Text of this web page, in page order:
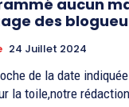
aucun
des
24 Juillet 2024
de la date
la toile,notre